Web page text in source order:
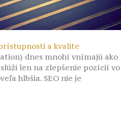
a kvalite
dnes mnohí vnímajú ako
len na zlepšenie pozícií vo
hlbšia. SEO nie je